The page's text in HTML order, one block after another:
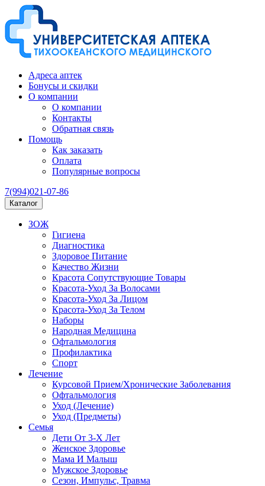
Адреса аптек
Бонусы и скидки
О компании
О компании
Контакты
Обратная связь
Помощь
Как заказать
Оплата
Популярные вопросы
7(994)021-07-86
Каталог
ЗОЖ
Гигиена
Диагностика
Здоровое Питание
Качество Жизни
Красота Сопутствующие Товары
Красота-Уход За Волосами
Красота-Уход За Лицом
Красота-Уход За Телом
Наборы
Народная Медицина
Офтальмология
Профилактика
Спорт
Лечение
Курсовой Прием/Хронические Заболевания
Офтальмология
Уход (Лечение)
Уход (Предметы)
Семья
Дети От 3-Х Лет
Женское Здоровье
Мама И Малыш
Мужское Здоровье
Сезон, Импульс, Травма